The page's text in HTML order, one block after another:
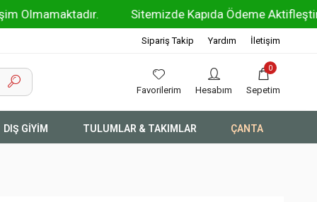
Sitemizde Kapıda Ödeme Aktifleştirilmiştir !!
Sipariş Takip Yardım İletişim
Favorilerim Hesabım
0
Sepetim
DIŞ GİYİM TULUMLAR & TAKIMLAR ÇANTA